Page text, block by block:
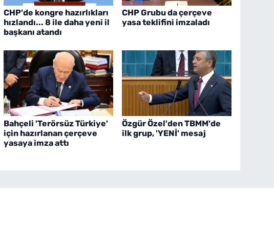
CHP'de kongre hazırlıkları
hızlandı... 8 ile daha yeni il
başkanı atandı
CHP Grubu da çerçeve
yasa teklifini imzaladı
Bahçeli 'Terörsüz Türkiye'
için hazırlanan çerçeve
yasaya imza attı
Özgür Özel'den TBMM'de
ilk grup, 'YENİ' mesaj